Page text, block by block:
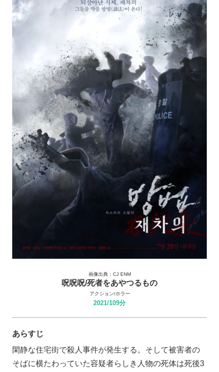
画像出典：CJ ENM
呪呪呪/死者をあやつるもの
アクション/ホラー
2021/109分
あらすじ
閑静な住宅街で殺人事件が発生する。そして被害者の
そばに横たわっていた容疑者らしき人物の死体は死後3